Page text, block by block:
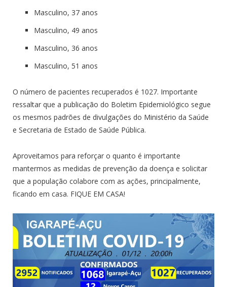
Masculino, 37 anos
Masculino, 49 anos
Masculino, 36 anos
Masculino, 51 anos
O número de pacientes recuperados é 1027. Importante
ressaltar que a publicação do Boletim Epidemiológico segue
os mesmos padrões de divulgações do Ministério da Saúde
e Secretaria de Estado de Saúde Pública.
Aproveitamos para reforçar o quanto é importante
mantermos as medidas de prevenção da doença e solicitar
que a população colabore com as ações, principalmente,
ficando em casa. FIQUE EM CASA!